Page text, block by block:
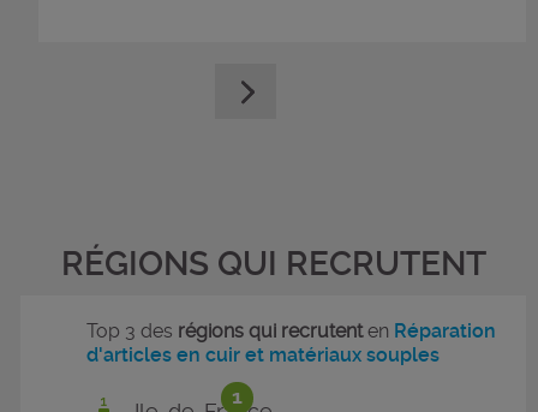
RÉGIONS QUI RECRUTENT
1
Top 3 des régions qui recrutenten Réparation
d'articles en cuir et matériaux souples